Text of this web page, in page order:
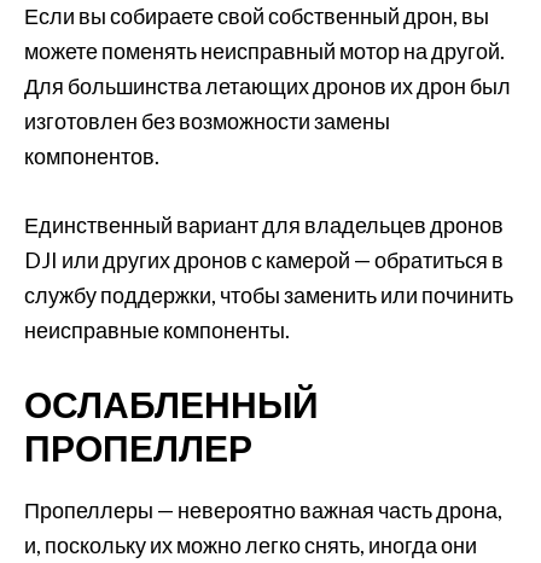
Если вы собираете свой собственный дрон, вы
можете поменять неисправный мотор на другой.
Для большинства летающих дронов их дрон был
изготовлен без возможности замены
компонентов.
Единственный вариант для владельцев дронов
DJI или других дронов с камерой — обратиться в
службу поддержки, чтобы заменить или починить
неисправные компоненты.
ОСЛАБЛЕННЫЙ
ПРОПЕЛЛЕР
Пропеллеры — невероятно важная часть дрона,
и, поскольку их можно легко снять, иногда они